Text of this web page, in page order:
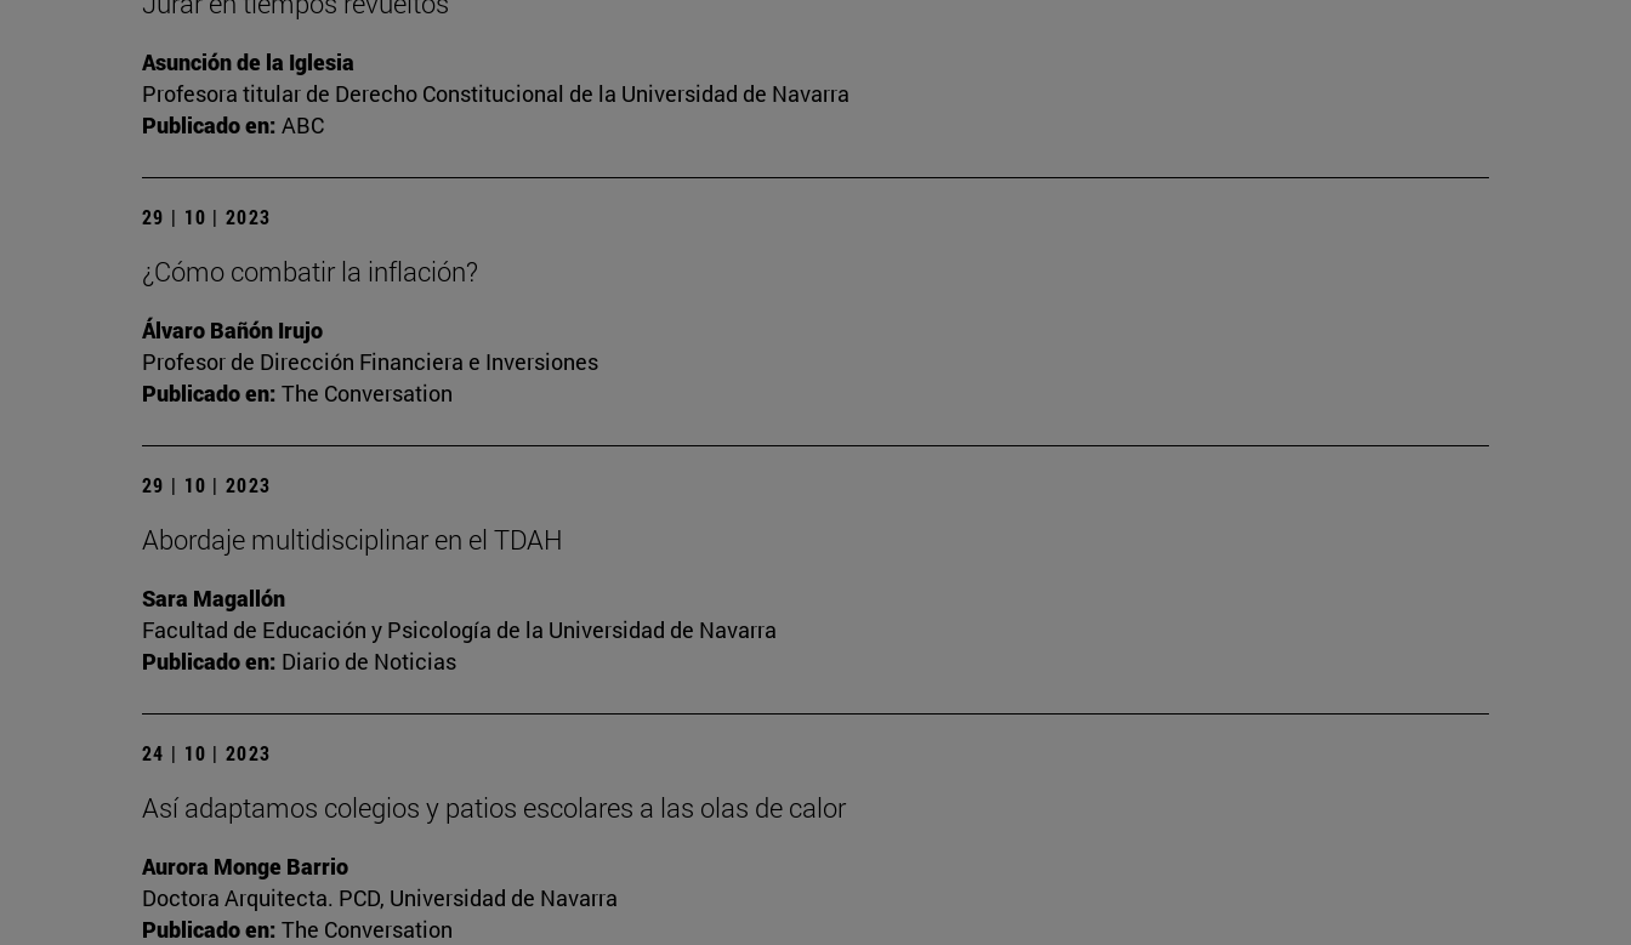
Asunción de la Iglesia
Profesora titular de Derecho Constitucional de la Universidad de Navarra
Publicado en: ABC
29 | 10 | 2023
¿Cómo combatir la inflación?
Álvaro Bañón Irujo
Profesor de Dirección Financiera e Inversiones
Publicado en: The Conversation
29 | 10 | 2023
Abordaje multidisciplinar en el TDAH
Sara Magallón
Facultad de Educación y Psicología de la Universidad de Navarra
Publicado en: Diario de Noticias
24 | 10 | 2023
Así adaptamos colegios y patios escolares a las olas de calor
Aurora Monge Barrio
Doctora Arquitecta. PCD, Universidad de Navarra
Publicado en: The Conversation